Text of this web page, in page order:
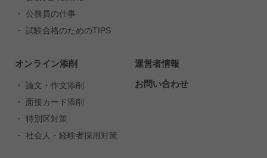
・ 公務員の仕事
・ 試験合格のためのTIPS
オンライン添削
・ 論文・作文添削
・ 面接カード添削
・ 特別区対策
・ 社会人・経験者採用対策
運営者情報
お問い合わせ